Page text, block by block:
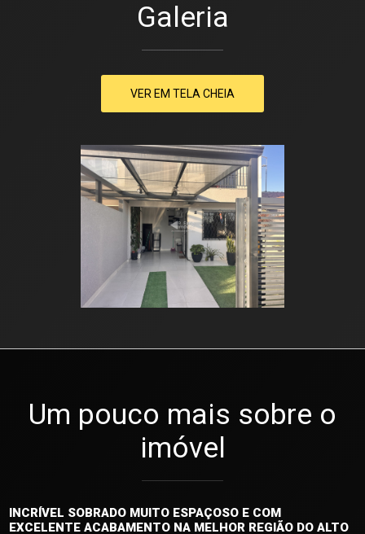
Galeria
VER EM TELA CHEIA
Um pouco mais sobre o
imóvel
INCRÍVEL SOBRADO MUITO ESPAÇOSO E COM
EXCELENTE ACABAMENTO NA MELHOR REGIÃO DO ALTO